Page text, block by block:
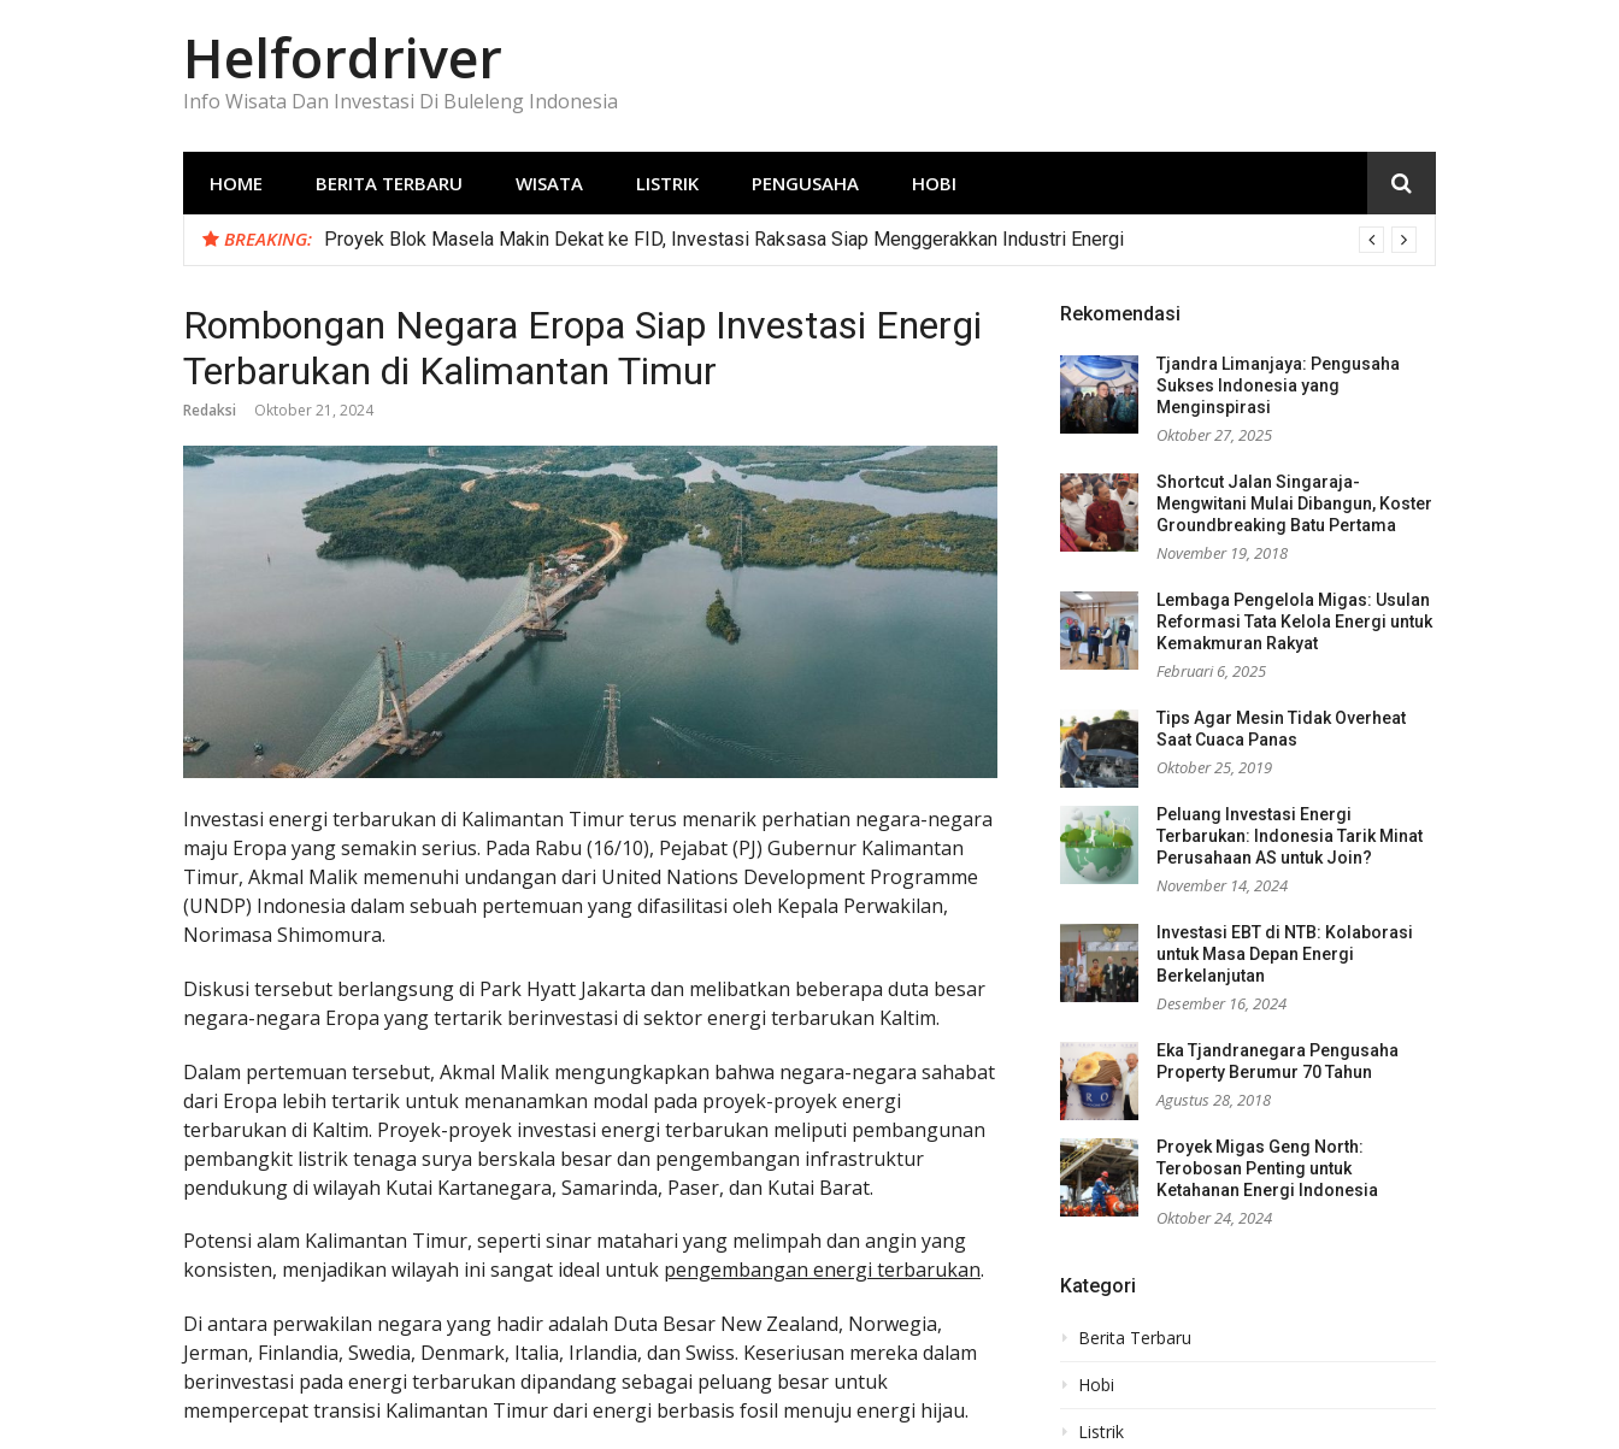
Helfordriver
Info Wisata Dan Investasi Di Buleleng Indonesia
HOME BERITA TERBARU WISATA LISTRIK PENGUSAHA HOBI
BREAKING: Proyek Blok Masela Makin Dekat ke FID, Investasi Raksasa Siap Menggerakkan Industri Energi
Rombongan Negara Eropa Siap Investasi Energi
Terbarukan di Kalimantan Timur
Redaksi Oktober 21, 2024
Investasi energi terbarukan di Kalimantan Timur terus menarik perhatian negara-negara
maju Eropa yang semakin serius. Pada Rabu (16/10), Pejabat (PJ) Gubernur Kalimantan
Timur, Akmal Malik memenuhi undangan dari United Nations Development Programme
(UNDP) Indonesia dalam sebuah pertemuan yang difasilitasi oleh Kepala Perwakilan,
Norimasa Shimomura.
Diskusi tersebut berlangsung di Park Hyatt Jakarta dan melibatkan beberapa duta besar
negara-negara Eropa yang tertarik berinvestasi di sektor energi terbarukan Kaltim.
Dalam pertemuan tersebut, Akmal Malik mengungkapkan bahwa negara-negara sahabat
dari Eropa lebih tertarik untuk menanamkan modal pada proyek-proyek energi
terbarukan di Kaltim. Proyek-proyek investasi energi terbarukan meliputi pembangunan
pembangkit listrik tenaga surya berskala besar dan pengembangan infrastruktur
pendukung di wilayah Kutai Kartanegara, Samarinda, Paser, dan Kutai Barat.
Potensi alam Kalimantan Timur, seperti sinar matahari yang melimpah dan angin yang
konsisten, menjadikan wilayah ini sangat ideal untuk pengembangan energi terbarukan.
Di antara perwakilan negara yang hadir adalah Duta Besar New Zealand, Norwegia,
Jerman, Finlandia, Swedia, Denmark, Italia, Irlandia, dan Swiss. Keseriusan mereka dalam
berinvestasi pada energi terbarukan dipandang sebagai peluang besar untuk
mempercepat transisi Kalimantan Timur dari energi berbasis fosil menuju energi hijau.
Rekomendasi
Tjandra Limanjaya: Pengusaha
Sukses Indonesia yang
Menginspirasi
Oktober 27, 2025
Shortcut Jalan Singaraja-
Mengwitani Mulai Dibangun, Koster
Groundbreaking Batu Pertama
November 19, 2018
Lembaga Pengelola Migas: Usulan
Reformasi Tata Kelola Energi untuk
Kemakmuran Rakyat
Februari 6, 2025
Tips Agar Mesin Tidak Overheat
Saat Cuaca Panas
Oktober 25, 2019
Peluang Investasi Energi
Terbarukan: Indonesia Tarik Minat
Perusahaan AS untuk Join?
November 14, 2024
Investasi EBT di NTB: Kolaborasi
untuk Masa Depan Energi
Berkelanjutan
Desember 16, 2024
Eka Tjandranegara Pengusaha
Property Berumur 70 Tahun
Agustus 28, 2018
Proyek Migas Geng North:
Terobosan Penting untuk
Ketahanan Energi Indonesia
Oktober 24, 2024
Kategori
Berita Terbaru
Hobi
Listrik